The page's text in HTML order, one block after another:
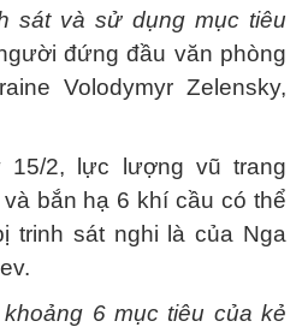
sát và sử dụng mục tiêu
đứng đầu văn phòng
Volodymyr Zelensky,
15/2, lực lượng vũ trang
bắn hạ 6 khí cầu có thể
trinh sát nghi là của Nga
6 mục tiêu của kẻ